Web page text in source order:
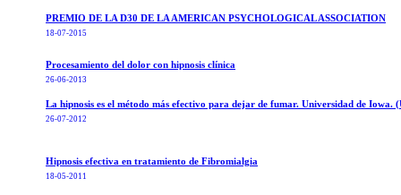
PREMIO DE LA D30 DE LA AMERICAN PSYCHOLOGICAL ASSOCIATION
18-07-2015
Procesamiento del dolor con hipnosis clínica
26-06-2013
La hipnosis es el método más efectivo para dejar de fumar. Universidad de Iowa.
26-07-2012
Hipnosis efectiva en tratamiento de Fibromialgia
18-05-2011